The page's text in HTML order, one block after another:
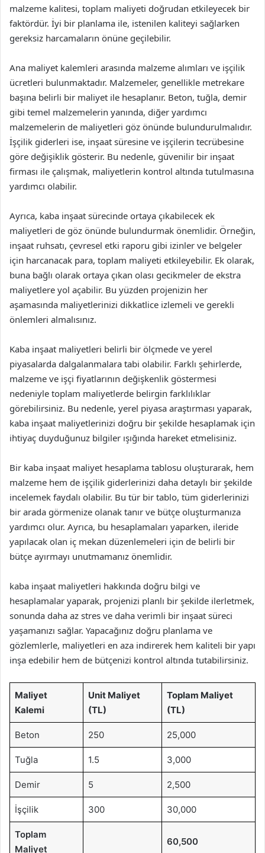
malzeme kalitesi, toplam maliyeti doğrudan etkileyecek bir
faktördür. İyi bir planlama ile, istenilen kaliteyi sağlarken
gereksiz harcamaların önüne geçilebilir.
Ana maliyet kalemleri arasında malzeme alımları ve işçilik
ücretleri bulunmaktadır. Malzemeler, genellikle metrekare
başına belirli bir maliyet ile hesaplanır. Beton, tuğla, demir
gibi temel malzemelerin yanında, diğer yardımcı
malzemelerin de maliyetleri göz önünde bulundurulmalıdır.
İşçilik giderleri ise, inşaat süresine ve işçilerin tecrübesine
göre değişiklik gösterir. Bu nedenle, güvenilir bir inşaat
firması ile çalışmak, maliyetlerin kontrol altında tutulmasına
yardımcı olabilir.
Ayrıca, kaba inşaat sürecinde ortaya çıkabilecek ek
maliyetleri de göz önünde bulundurmak önemlidir. Örneğin,
inşaat ruhsatı, çevresel etki raporu gibi izinler ve belgeler
için harcanacak para, toplam maliyeti etkileyebilir. Ek olarak,
buna bağlı olarak ortaya çıkan olası gecikmeler de ekstra
maliyetlere yol açabilir. Bu yüzden projenizin her
aşamasında maliyetlerinizi dikkatlice izlemeli ve gerekli
önlemleri almalısınız.
Kaba inşaat maliyetleri belirli bir ölçmede ve yerel
piyasalarda dalgalanmalara tabi olabilir. Farklı şehirlerde,
malzeme ve işçi fiyatlarının değişkenlik göstermesi
nedeniyle toplam maliyetlerde belirgin farklılıklar
görebilirsiniz. Bu nedenle, yerel piyasa araştırması yaparak,
kaba inşaat maliyetlerinizi doğru bir şekilde hesaplamak için
ihtiyaç duyduğunuz bilgiler ışığında hareket etmelisiniz.
Bir kaba inşaat maliyet hesaplama tablosu oluşturarak, hem
malzeme hem de işçilik giderlerinizi daha detaylı bir şekilde
incelemek faydalı olabilir. Bu tür bir tablo, tüm giderlerinizi
bir arada görmenize olanak tanır ve bütçe oluşturmanıza
yardımcı olur. Ayrıca, bu hesaplamaları yaparken, ileride
yapılacak olan iç mekan düzenlemeleri için de belirli bir
bütçe ayırmayı unutmamanız önemlidir.
kaba inşaat maliyetleri hakkında doğru bilgi ve
hesaplamalar yaparak, projenizi planlı bir şekilde ilerletmek,
sonunda daha az stres ve daha verimli bir inşaat süreci
yaşamanızı sağlar. Yapacağınız doğru planlama ve
gözlemlerle, maliyetleri en aza indirerek hem kaliteli bir yapı
inşa edebilir hem de bütçenizi kontrol altında tutabilirsiniz.
Maliyet
Kalemi
Unit Maliyet
(TL)
Toplam Maliyet
(TL)
Beton 250 25,000
Tuğla 1.5 3,000
Demir 5 2,500
İşçilik 300 30,000
Toplam
Maliyet
60,500